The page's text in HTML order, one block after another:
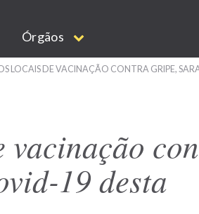
Órgãos
LOCAIS DE VACINAÇÃO CONTRA GRIPE,
vacinação
19 desta